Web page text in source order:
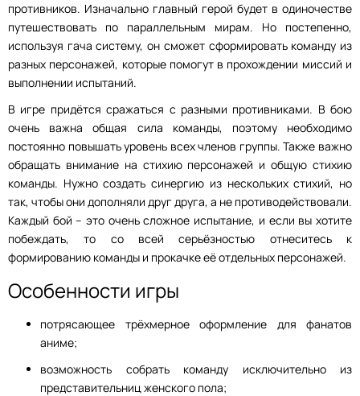
противников. Изначально главный герой будет в одиночестве
путешествовать по параллельным мирам. Но постепенно,
используя гача систему, он сможет сформировать команду из
разных персонажей, которые помогут в прохождении миссий и
выполнении испытаний.
В игре придётся сражаться с разными противниками. В бою
очень важна общая сила команды, поэтому необходимо
постоянно повышать уровень всех членов группы. Также важно
обращать внимание на стихию персонажей и общую стихию
команды. Нужно создать синергию из нескольких стихий, но
так, чтобы они дополняли друг друга, а не противодействовали.
Каждый бой – это очень сложное испытание, и если вы хотите
побеждать, то со всей серьёзностью отнеситесь к
формированию команды и прокачке её отдельных персонажей.
Особенности игры
потрясающее трёхмерное оформление для фанатов
аниме;
возможность собрать команду исключительно из
представительниц женского пола;